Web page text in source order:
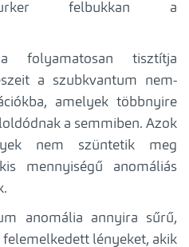
felbukkan a
folyamatosan tisztítja
a szubkvantum nem-
amelyek többnyire
a semmiben. Azok
nem szüntetik meg
mennyiségű anomáliás
anomália annyira sűrű,
felemelkedett lényeket, akik